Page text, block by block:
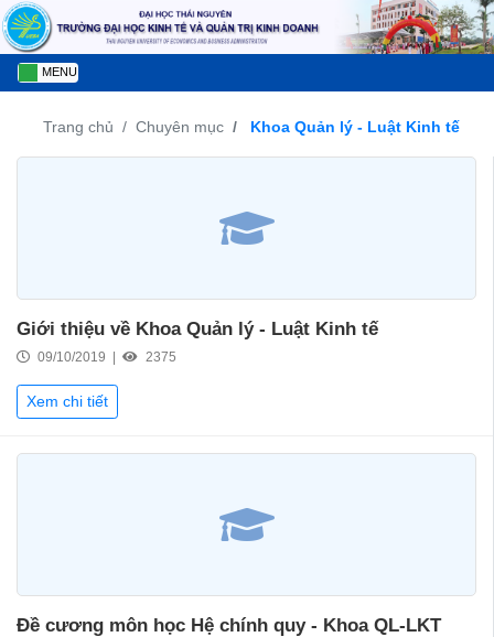
MENU
Trang chủ Chuyên mục Khoa Quản lý - Luật Kinh tế
Giới thiệu về Khoa Quản lý - Luật Kinh tế
09/10/2019 | 2375
Xem chi tiết
Đề cương môn học Hệ chính quy - Khoa QL-LKT